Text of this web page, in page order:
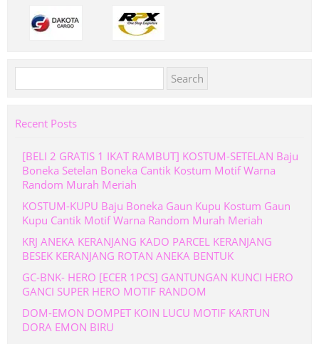
for:
Recent Posts
[BELI 2 GRATIS 1 IKAT RAMBUT] KOSTUM-SETELAN Baju
Boneka Setelan Boneka Cantik Kostum Motif Warna
Random Murah Meriah
KOSTUM-KUPU Baju Boneka Gaun Kupu Kostum Gaun
Kupu Cantik Motif Warna Random Murah Meriah
KRJ ANEKA KERANJANG KADO PARCEL KERANJANG
BESEK KERANJANG ROTAN ANEKA BENTUK
GC-BNK- HERO [ECER 1PCS] GANTUNGAN KUNCI HERO
GANCI SUPER HERO MOTIF RANDOM
DOM-EMON DOMPET KOIN LUCU MOTIF KARTUN
DORA EMON BIRU